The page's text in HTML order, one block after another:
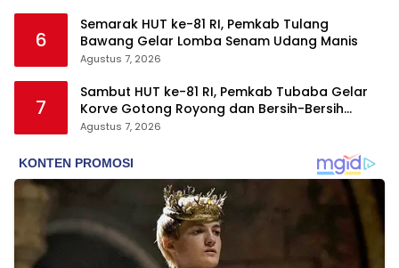
6
Semarak HUT ke-81 RI, Pemkab Tulang
Bawang Gelar Lomba Senam Udang Manis
Agustus 7, 2026
7
Sambut HUT ke-81 RI, Pemkab Tubaba Gelar
Korve Gotong Royong dan Bersih-Bersih
Serentak
Agustus 7, 2026